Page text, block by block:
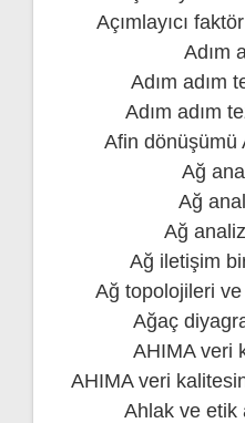
Açımlayıcı
Adım
Adım adım
Adım adım
Afin dönüşümü
Ağ
Ağ
Ağ
Ağ iletişim
Ağ topolojileri
Ağaç
AHIMA veri
AHIMA veri
Ahlak ve etik